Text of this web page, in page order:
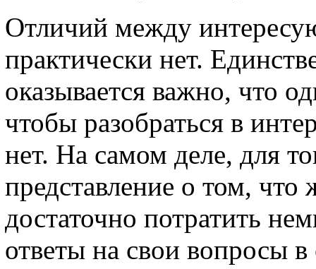
Отличий между
практически нет.
оказывается важно, что
чтобы разобраться в
нет. На самом деле, для
представление о том, что
достаточно потратить
ответы на свои вопросы